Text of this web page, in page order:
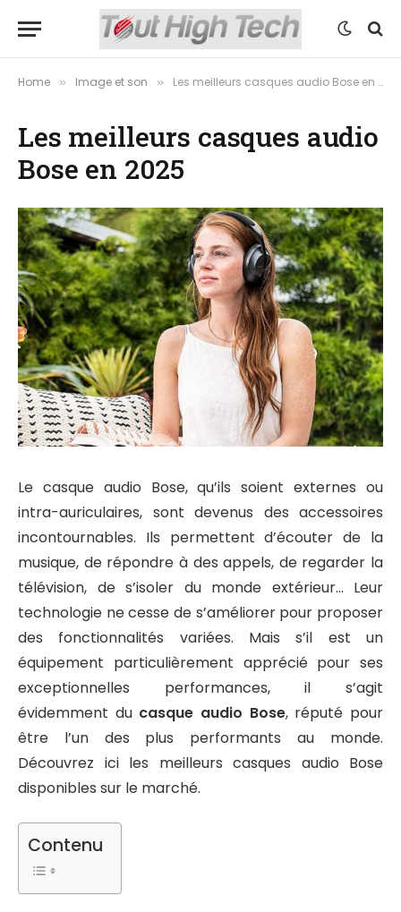
Home » Image et son » Les meilleurs casques audio Bose en 2025
Les meilleurs casques audio
Bose en 2025
Le casque audio Bose, qu’ils soient externes ou
intra-auriculaires, sont devenus des accessoires
incontournables. Ils permettent d’écouter de la
musique, de répondre à des appels, de regarder la
télévision, de s’isoler du monde extérieur… Leur
technologie ne cesse de s’améliorer pour proposer
des fonctionnalités variées. Mais s’il est un
équipement particulièrement apprécié pour ses
exceptionnelles performances, il s’agit
évidemment du casque audio Bose, réputé pour
être l’un des plus performants au monde.
Découvrez ici les meilleurs casques audio Bose
disponibles sur le marché.
Contenu